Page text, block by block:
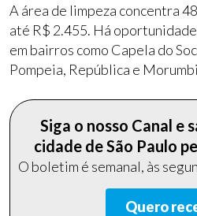
A área de limpeza concentra
até R$ 2.455. Há
em bairros como Capela do
Pompeia, República e
Siga o nosso Canal e
cidade de São Paulo
O boletim é semanal, às
Quero